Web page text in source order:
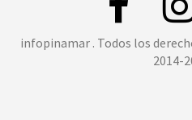
infopinamar . Todos los
2014-